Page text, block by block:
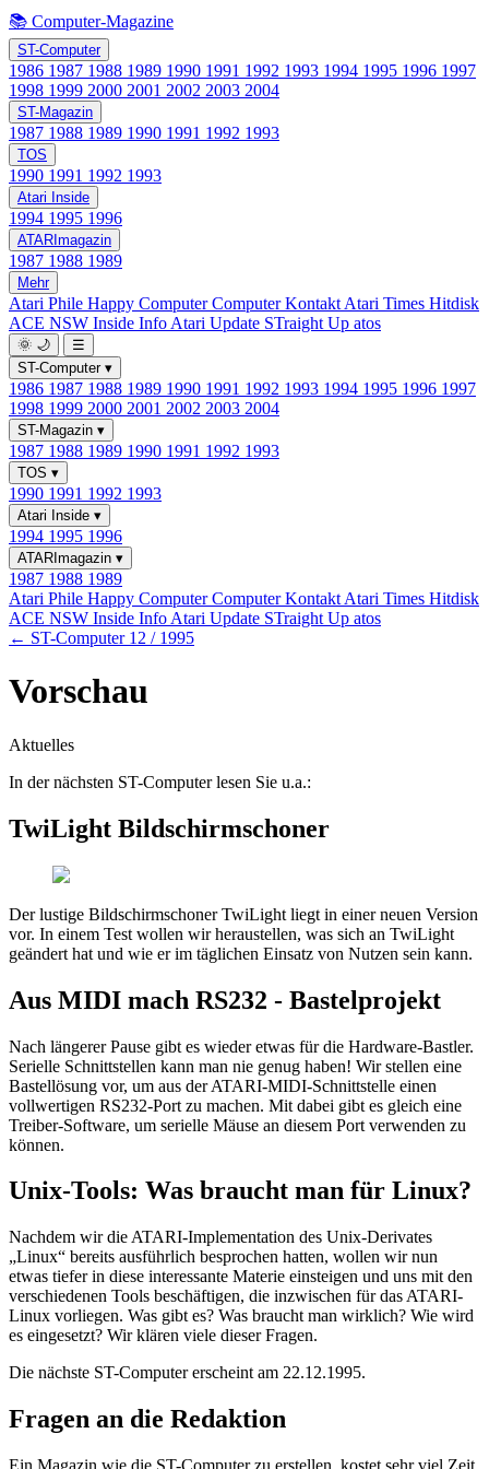
📚 Computer-Magazine
ST-Computer
1986 1987 1988 1989 1990 1991 1992 1993 1994 1995 1996 1997
1998 1999 2000 2001 2002 2003 2004
ST-Magazin
1987 1988 1989 1990 1991 1992 1993
TOS
1990 1991 1992 1993
Atari Inside
1994 1995 1996
ATARImagazin
1987 1988 1989
Mehr
Atari Phile Happy ComputerComputer Kontakt Atari Times Hitdisk
ACE NSW Inside Info Atari Update STraight Up atos
🌞 🌙
☰
ST-Computer ▾
1986 1987 1988 1989 1990 1991 1992 1993 1994 1995 1996 1997
1998 1999 2000 2001 2002 2003 2004
ST-Magazin ▾
1987 1988 1989 1990 1991 1992 1993
TOS ▾
1990 1991 1992 1993
Atari Inside ▾
1994 1995 1996
ATARImagazin ▾
1987 1988 1989
Atari Phile Happy ComputerComputer Kontakt Atari Times Hitdisk
ACE NSW Inside Info Atari Update STraight Up atos
← ST-Computer 12 / 1995
Vorschau
Aktuelles
In der nächsten ST-Computer lesen Sie u.a.:
TwiLight Bildschirmschoner
Der lustige Bildschirmschoner TwiLight liegt in einer neuen Version
vor. In einem Test wollen wir heraustellen, was sich an TwiLight
geändert hat und wie er im täglichen Einsatz von Nutzen sein kann.
Aus MIDI mach RS232 - Bastelprojekt
Nach längerer Pause gibt es wieder etwas für die Hardware-Bastler.
Serielle Schnittstellen kann man nie genug haben! Wir stellen eine
Bastellösung vor, um aus der ATARI-MIDI-Schnittstelle einen
vollwertigen RS232-Port zu machen. Mit dabei gibt es gleich eine
Treiber-Software, um serielle Mäuse an diesem Port verwenden zu
können.
Unix-Tools: Was braucht man für Linux?
Nachdem wir die ATARI-Implementation des Unix-Derivates
„Linux“ bereits ausführlich besprochen hatten, wollen wir nun
etwas tiefer in diese interessante Materie einsteigen und uns mit den
verschiedenen Tools beschäftigen, die inzwischen für das ATARI-
Linux vorliegen. Was gibt es? Was braucht man wirklich? Wie wird
es eingesetzt? Wir klären viele dieser Fragen.
Die nächste ST-Computer erscheint am 22.12.1995.
Fragen an die Redaktion